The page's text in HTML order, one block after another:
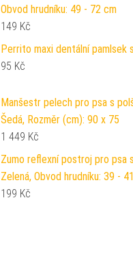
Obvod hrudníku: 49 - 72 cm
149 Kč
Perrito maxi dentální pamlsek
95 Kč
Manšestr pelech pro psa s
Šedá, Rozměr (cm): 90 x 75
1 449 Kč
Zumo reflexní postroj pro psa
Zelená, Obvod hrudníku: 39 -
199 Kč